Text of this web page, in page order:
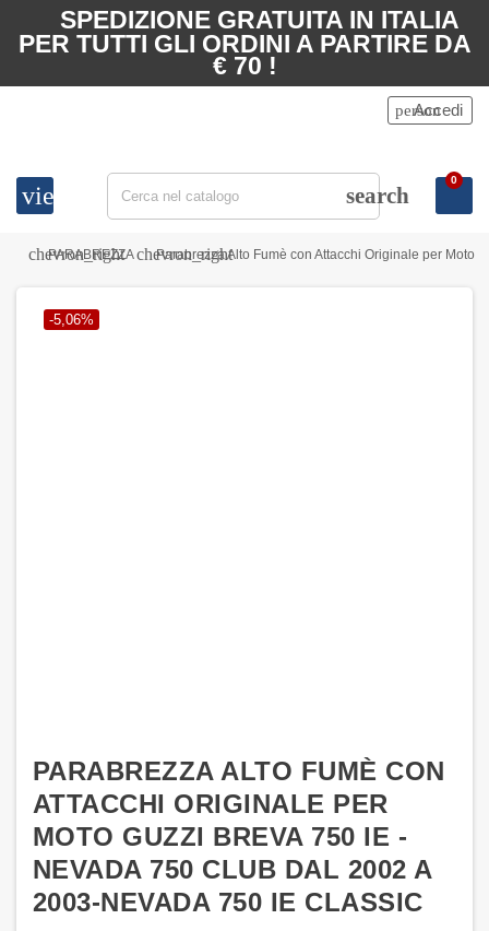
SPEDIZIONE GRATUITA IN ITALIA
PER TUTTI GLI ORDINI A PARTIRE DA
€ 70 !
view_headline search
person
Accedi
0
chevron_right
PARABREZZAchevron_right
Parabrezza Alto Fumè con Attacchi Originale per Moto
-5,06%
PARABREZZA ALTO FUMÈ CON
ATTACCHI ORIGINALE PER
MOTO GUZZI BREVA 750 IE -
NEVADA 750 CLUB DAL 2002 A
2003-NEVADA 750 IE CLASSIC